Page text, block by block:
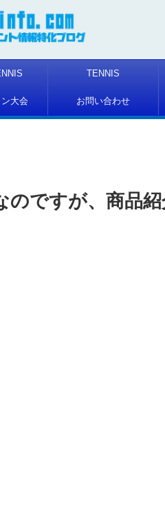
TENNIS
大会 お問い合わせ
のですが、商品